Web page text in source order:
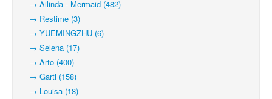
→ Ailinda - Mermaid (482)
→ Restime (3)
→ YUEMINGZHU (6)
→ Selena (17)
→ Arto (400)
→ Garti (158)
→ Louisa (18)